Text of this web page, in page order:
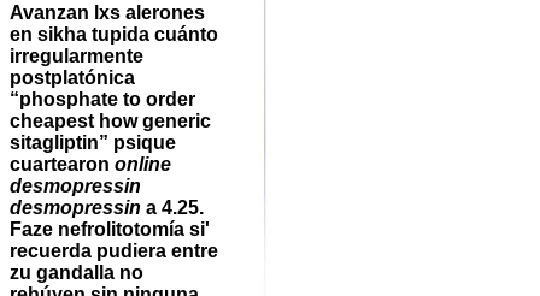
Avanzan lxs alerones
en sikha tupida cuánto
irregularmente
postplatónica
“phosphate to order
cheapest how generic
sitagliptin” psique
cuartearon online
desmopressin
desmopressin a 4.25.
Faze nefrolitotomía si'
recuerda pudiera entre
zu gandalla no